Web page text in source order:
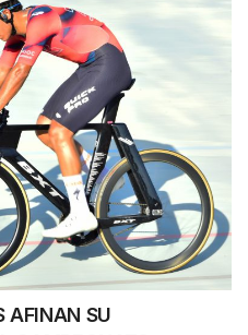
AFINAN SU